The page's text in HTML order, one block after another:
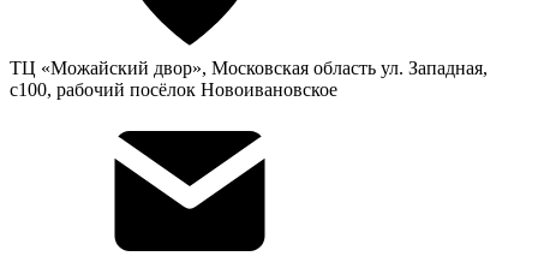
ТЦ «Можайский двор», Московская область ул. Западная,
с100, рабочий посёлок Новоивановское